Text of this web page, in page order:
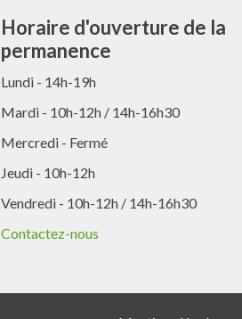
Horaire d'ouverture de la
permanence
Lundi - 14h-19h
Mardi - 10h-12h / 14h-16h30
Mercredi - Fermé
Jeudi - 10h-12h
Vendredi - 10h-12h / 14h-16h30
Contactez-nous